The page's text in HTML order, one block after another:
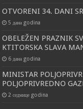
OTVORENI 34. DANI
5 дана godina
OBELEŽEN PRAZNIK
KTITORSKA SLAVA
6 дана godina
MINISTAR
POLJOPRIVREDNO
2 седмице godina